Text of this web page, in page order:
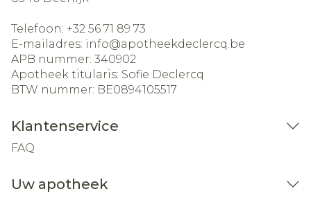
Telefoon: +32 56 71 89 73
E-mailadres: info@apotheekdeclercq.be
APB nummer: 340902
Apotheek titularis: Sofie Declercq
BTW nummer: BE0894105517
Klantenservice
FAQ
Uw apotheek